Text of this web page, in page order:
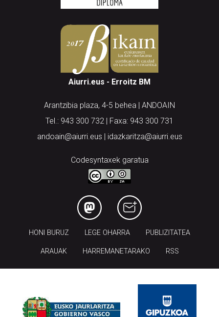
Aiurri.eus - Erroitz BM
Arantzibia plaza, 4-5 behea | ANDOAIN
Tel.: 943 300 732 | Faxa: 943 300 731
andoain@aiurri.eus | idazkaritza@aiurri.eus
Codesyntaxek garatua
HONI BURUZ LEGE OHARRA PUBLIZITATEA
ARAUAK HARREMANETARAKO RSS